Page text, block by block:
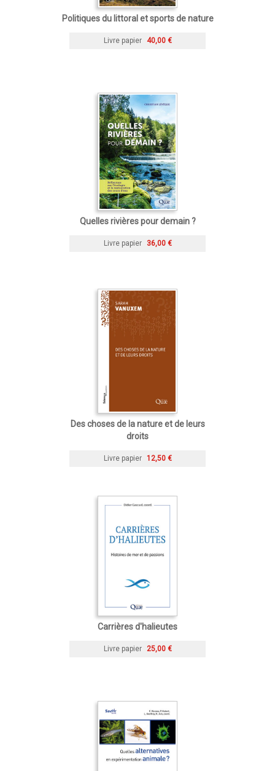
Politiques du littoral et sports de nature
Livre papier 40,00 €
Quelles rivières pour demain ?
Livre papier 36,00 €
Des choses de la nature et de leurs
droits
Livre papier 12,50 €
Carrières d'halieutes
Livre papier 25,00 €